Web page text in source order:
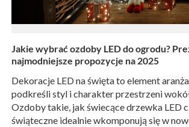
Jakie wybrać ozdoby LED do ogrodu?
najmodniejsze propozycje na 2025
Dekoracje LED na święta to element
podkreśli styl i charakter przestrzeni
Ozdoby takie, jak świecące drzewka LED
świąteczne idealnie wkomponują się w